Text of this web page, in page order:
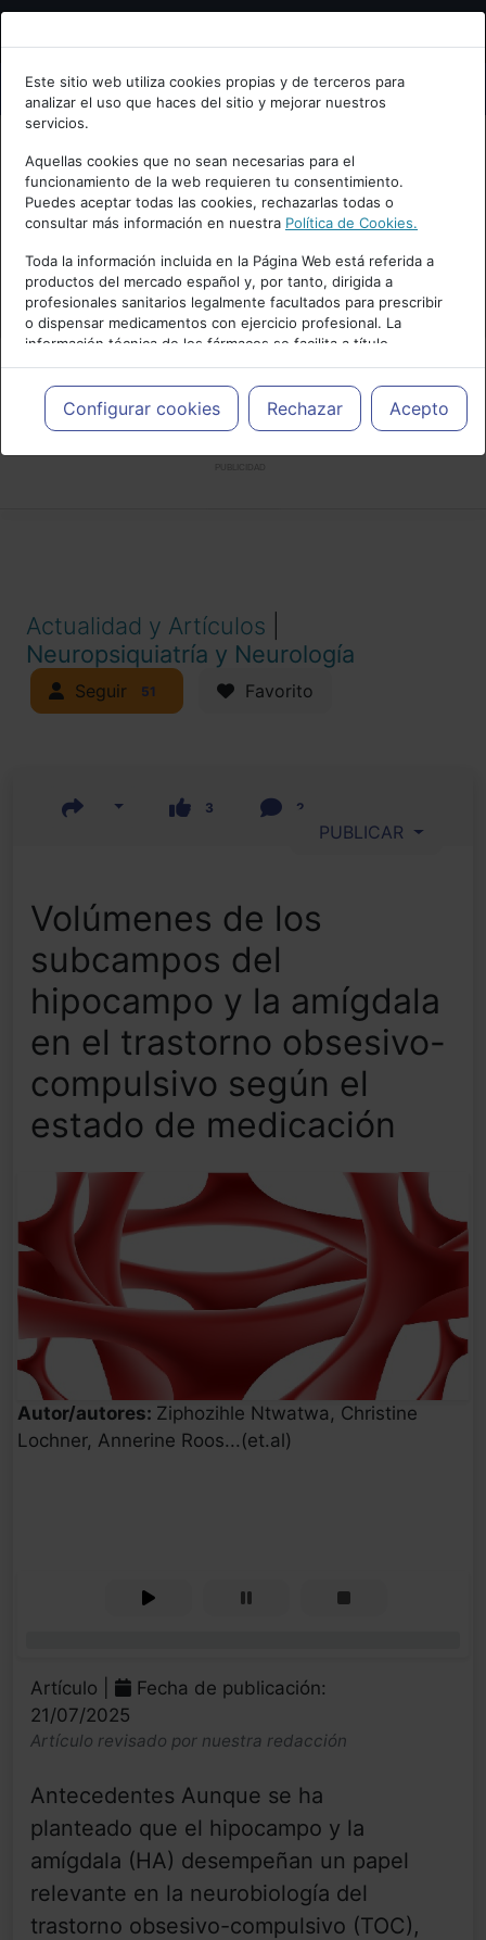
Bienvenid@ a psiquiatria.com
Escribe tu Email
Accede o regístrate con tu email.
Cancelar
Este sitio web utiliza cookies propias y de terceros para
analizar el uso que haces del sitio y mejorar nuestros
servicios.
Aquellas cookies que no sean necesarias para el
funcionamiento de la web requieren tu consentimiento.
Puedes aceptar todas las cookies, rechazarlas todas o
consultar más información en nuestra Política de Cookies.
Toda la información incluida en la Página Web está referida a
productos del mercado español y, por tanto, dirigida a
profesionales sanitarios legalmente facultados para prescribir
o dispensar medicamentos con ejercicio profesional. La
información técnica de los fármacos se facilita a título
meramente informativo, siendo responsabilidad de los
profesionales facultados prescribir medicamentos y decidir, en
cada caso concreto, el tratamiento más adecuado a las
necesidades del paciente.
Configurar cookies Rechazar Acepto
Actualidad y Artículos
Neuropsiquiatría y Neurología
Seguir 51 Favorito
3 2
PUBLICAR
Volúmenes de los
subcampos del
hipocampo y la amígdala
en el trastorno obsesivo-
compulsivo según el
estado de medicación
Autor/autores: Ziphozihle Ntwatwa, Christine
Lochner, Annerine Roos...(et.al)
Artículo |
Fecha de publicación:
21/07/2025
Artículo revisado por nuestra redacción
Antecedentes Aunque se ha
planteado que el hipocampo y la
amígdala (HA) desempeñan un papel
relevante en la neurobiología del
trastorno obsesivo-compulsivo (TOC),